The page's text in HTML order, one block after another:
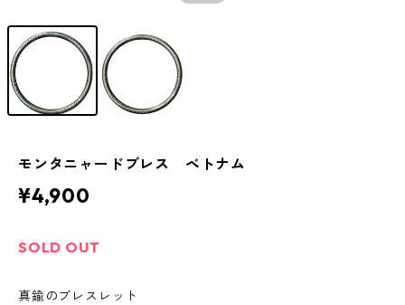
モンタニャードブレス ベトナム
¥4,900
SOLD OUT
真鍮のブレスレット